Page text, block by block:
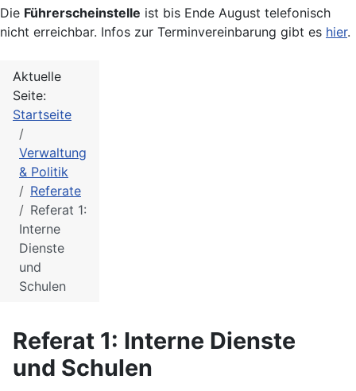
Die Führerscheinstelle ist bis Ende August telefonisch
nicht erreichbar. Infos zur Terminvereinbarung gibt es hier.
Aktuelle
Seite:
Startseite
Verwaltung
& Politik
Referate
Referat 1:
Interne
Dienste
und
Schulen
Referat 1: Interne Dienste
und Schulen